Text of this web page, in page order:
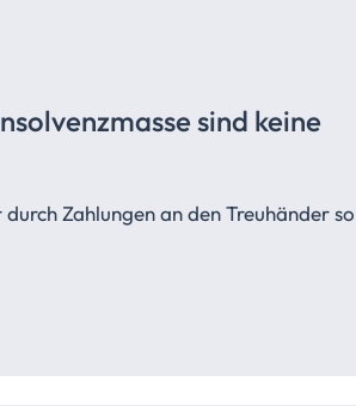
sind keine
Zahlungen an den Treuhänder so